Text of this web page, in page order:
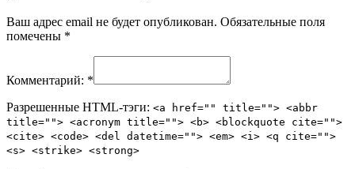
Ваш адрес email не будет опубликован. Обязательные поля
помечены *
Комментарий: *
Разрешенные HTML-тэги: <a href="" title=""> <abbr
title=""> <acronym title=""> <b> <blockquote cite="">
<cite> <code> <del datetime=""> <em> <i> <q cite="">
<s> <strike> <strong>